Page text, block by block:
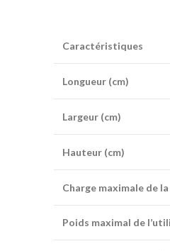
Caractéristiques
Longueur (cm)
Largeur (cm)
Hauteur (cm)
Charge maximale de
Poids maximal de